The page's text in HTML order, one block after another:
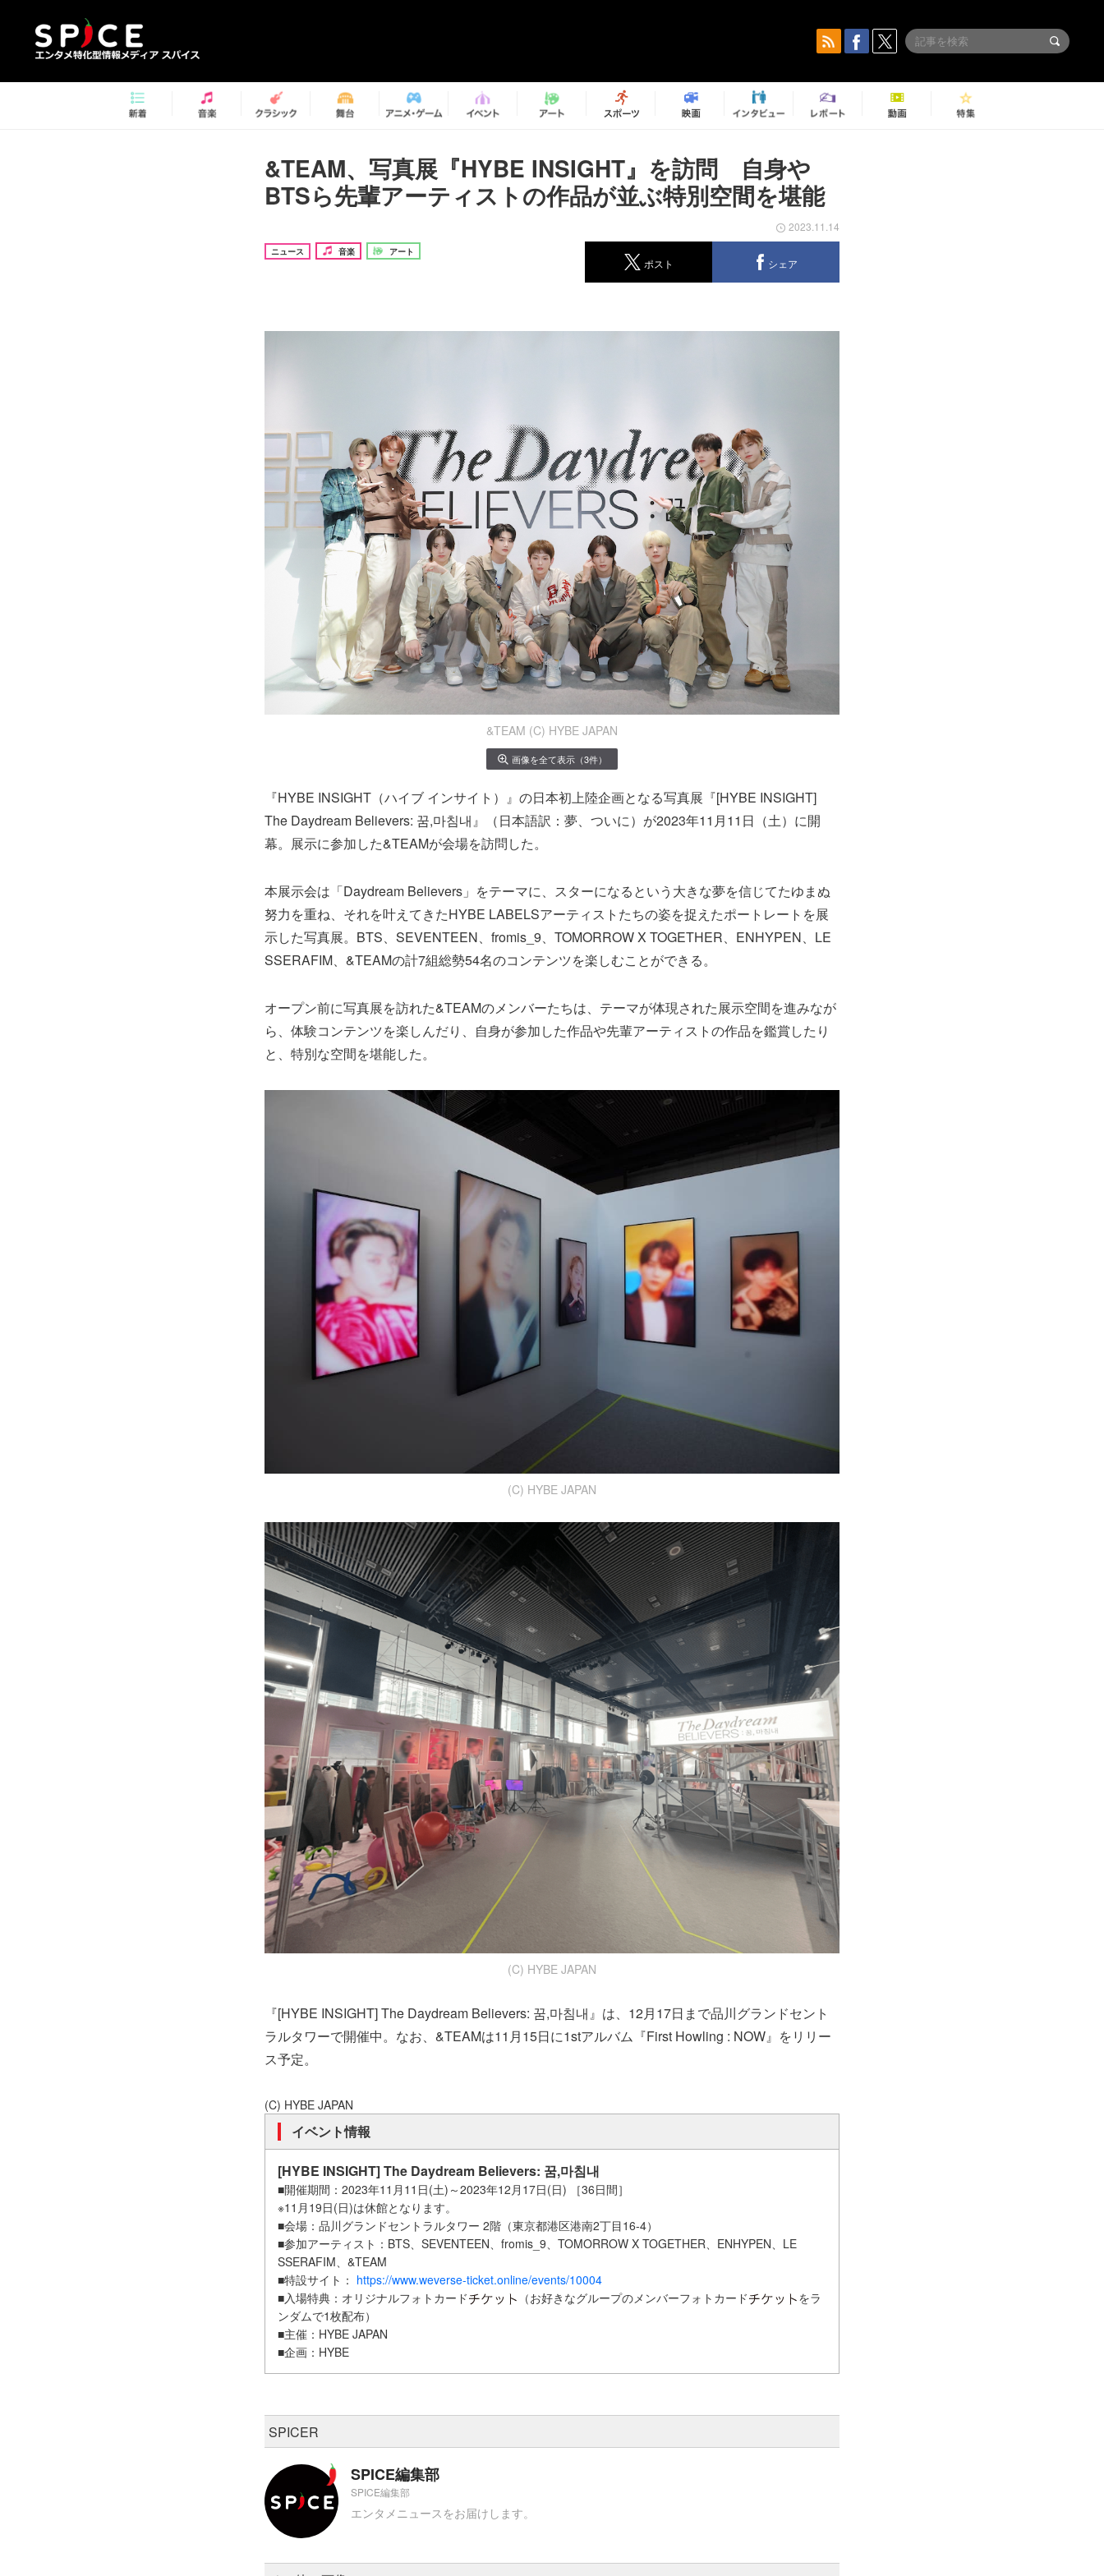
&TEAM、写真展『HYBE INSIGHT』を訪問 自身や
BTSら先輩アーティストの作品が並ぶ特別空間を堪能
ニュース 音楽 アート
2023.11.14
ポスト シェア
&TEAM (C) HYBE JAPAN
画像を全て表示（3件）
『HYBE INSIGHT（ハイブ インサイト）』の日本初上陸企画となる写真展『[HYBE INSIGHT]
The Daydream Believers: 꿈,마침내』（日本語訳：夢、ついに）が2023年11月11日（土）に開
幕。展示に参加した&TEAMが会場を訪問した。
本展示会は「Daydream Believers」をテーマに、スターになるという大きな夢を信じてたゆまぬ
努力を重ね、それを叶えてきたHYBE LABELSアーティストたちの姿を捉えたポートレートを展
示した写真展。BTS、SEVENTEEN、fromis_9、TOMORROW X TOGETHER、ENHYPEN、LE
SSERAFIM、&TEAMの計7組総勢54名のコンテンツを楽しむことができる。
オープン前に写真展を訪れた&TEAMのメンバーたちは、テーマが体現された展示空間を進みなが
ら、体験コンテンツを楽しんだり、自身が参加した作品や先輩アーティストの作品を鑑賞したり
と、特別な空間を堪能した。
(C) HYBE JAPAN
(C) HYBE JAPAN
『[HYBE INSIGHT] The Daydream Believers: 꿈,마침내』は、12月17日まで品川グランドセント
ラルタワーで開催中。なお、&TEAMは11月15日に1stアルバム『First Howling : NOW』をリリー
ス予定。
(C) HYBE JAPAN
イベント情報
[HYBE INSIGHT] The Daydream Believers: 꿈,마침내
■開催期間：2023年11月11日(土)～2023年12月17日(日) ［36日間］
※11月19日(日)は休館となります。
■会場：品川グランドセントラルタワー 2階（東京都港区港南2丁目16-4）
■参加アーティスト：BTS、SEVENTEEN、fromis_9、TOMORROW X TOGETHER、ENHYPEN、LE
SSERAFIM、&TEAM
■特設サイト： https://www.weverse-ticket.online/events/10004
■入場特典：オリジナルフォトカード
（お好きなグループのメンバーフォトカード
をラ
ンダムで1枚配布）
■主催：HYBE JAPAN
■企画：HYBE
SPICER
SPICE編集部
SPICE編集部
エンタメニュースをお届けします。